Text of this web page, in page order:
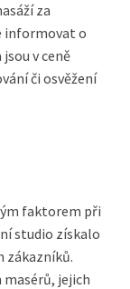
za
informovat o
v ceně
či osvěžení
faktorem při
studio získalo
zákazníků.
jejich